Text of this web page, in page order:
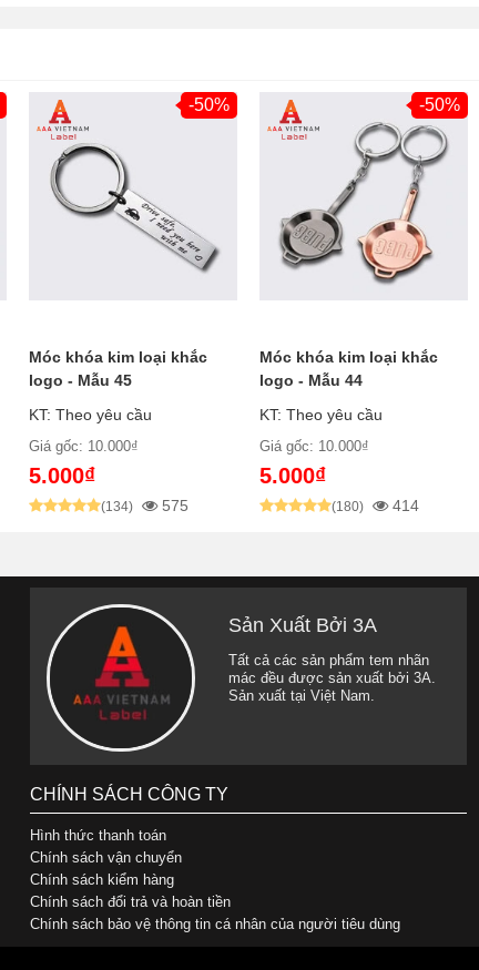
-50%
Móc khóa kim loại khắc
logo - Mẫu 45
KT: Theo yêu cầu
Giá gốc: 10.000₫
5.000₫
(134) 575
-50%
Móc khóa kim loại khắc
logo - Mẫu 44
KT: Theo yêu cầu
Giá gốc: 10.000₫
5.000₫
(180) 414
Sản Xuất Bởi 3A
Tất cả các sản phẩm tem nhãn
mác đều được sản xuất bởi 3A.
Sản xuất tại Việt Nam.
CHÍNH SÁCH CÔNG TY
Hình thức thanh toán
Chính sách vận chuyển
Chính sách kiểm hàng
Chính sách đổi trả và hoàn tiền
Chính sách bảo vệ thông tin cá nhân của người tiêu dùng